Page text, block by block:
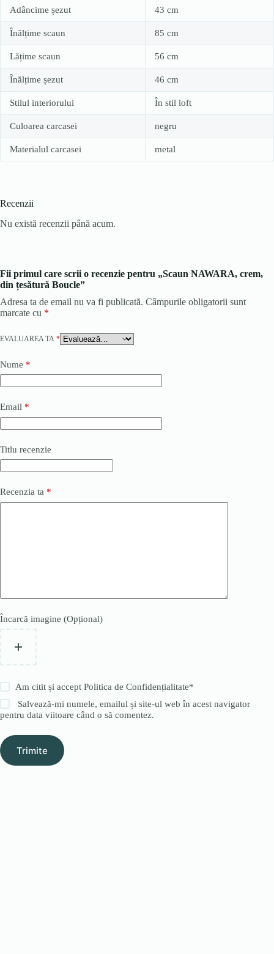
Adâncime șezut 43 cm
Înălțime scaun 85 cm
Lățime scaun 56 cm
Înălțime șezut 46 cm
Stilul interiorului În stil loft
Culoarea carcasei negru
Materialul carcasei metal
Recenzii
Nu există recenzii până acum.
Fii primul care scrii o recenzie pentru „Scaun NAWARA, crem,
din țesătură Boucle”
Adresa ta de email nu va fi publicată. Câmpurile obligatorii sunt
marcate cu *
EVALUAREA TA *
Nume *
Email *
Titlu recenzie
Recenzia ta *
Încarcă imagine (Opțional)
Am citit și acceptPolitica de Confidențialitate*
Salvează-mi numele, emailul și site-ul web în acest navigator
pentru data viitoare când o să comentez.
Trimite